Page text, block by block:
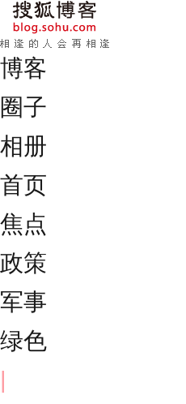
博客
圈子
相册
首页
焦点
政策
军事
绿色
|